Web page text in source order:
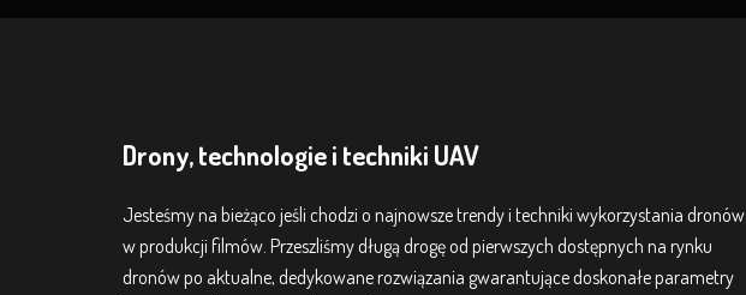
Drony, technologie i techniki UAV
Jesteśmy na bieżąco jeśli chodzi o najnowsze trendy i techniki wykorzystania dronów
w produkcji filmów. Przeszliśmy długą drogę od pierwszych dostępnych na rynku
dronów po aktualne, dedykowane rozwiązania gwarantujące doskonałe parametry